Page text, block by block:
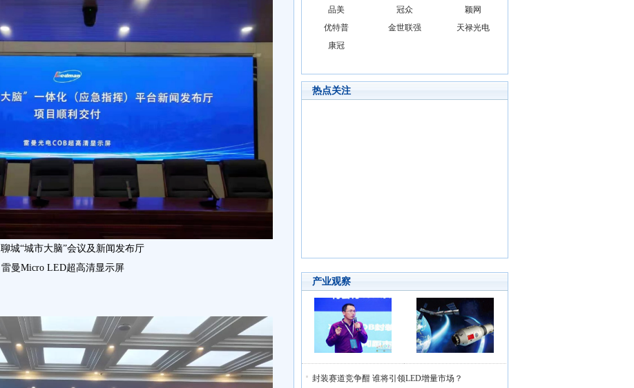
聊城“城市大脑”会议及新闻发布厅
雷曼Micro LED超高清显示屏
品美
冠众
颖网
优特普
金世联强
天禄光电
康冠
热点关注
产业观察
封装赛道竞争酣 谁将引领LED增量市场？